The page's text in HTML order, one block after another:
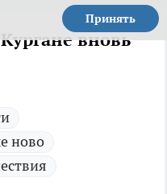
Принять
вновь
ново